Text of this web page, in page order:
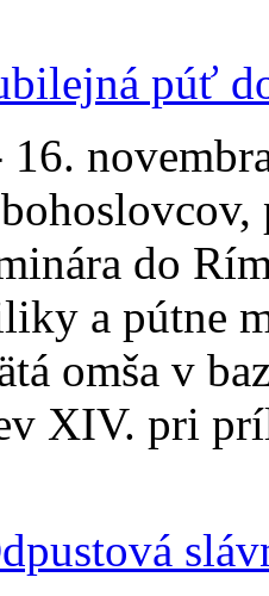
púť
do
a pútne
omša v
XIV. pri